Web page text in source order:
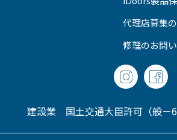
代理店募集
修理のお問
建設業 国土交通大臣許可（般